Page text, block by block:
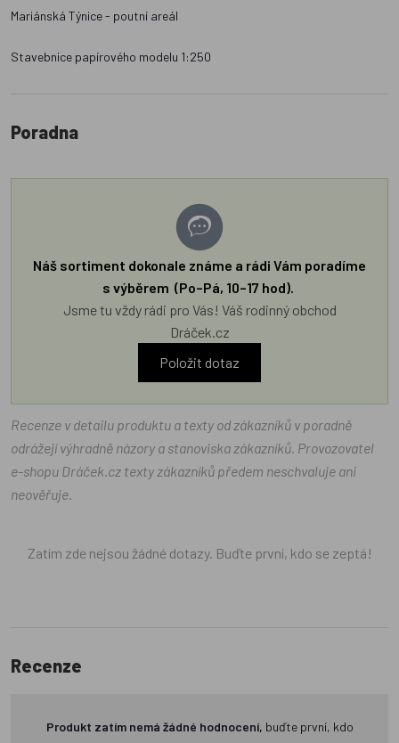
Mariánská Týnice - poutní areál
Stavebnice papírového modelu 1:250
Poradna
Náš sortiment dokonale známe a rádi Vám poradíme
s výběrem (Po–Pá, 10–17 hod).
Jsme tu vždy rádi pro Vás! Váš rodinný obchod
Dráček.cz
Položit dotaz
Recenze v detailu produktu a texty od zákazníků v poradně
odrážejí výhradně názory a stanoviska zákazníků. Provozovatel
e-shopu Dráček.cz texty zákazníků předem neschvaluje ani
neověřuje.
Zatím zde nejsou žádné dotazy. Buďte první, kdo se zeptá!
Recenze
Produkt zatím nemá žádné hodnocení, buďte první, kdo